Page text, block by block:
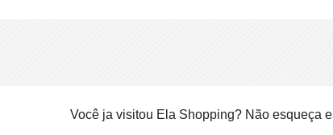
Você ja visitou Ela Shopping? Não esqueça